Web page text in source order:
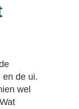
en de ui.
wel